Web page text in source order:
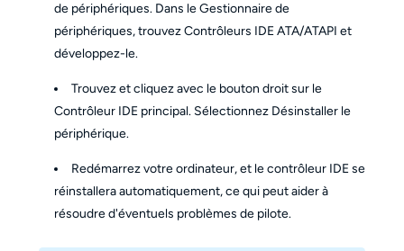
de périphériques. Dans le Gestionnaire de
périphériques, trouvez Contrôleurs IDE ATA/ATAPI et
développez-le.
Trouvez et cliquez avec le bouton droit sur le
Contrôleur IDE principal. Sélectionnez Désinstaller le
périphérique.
Redémarrez votre ordinateur, et le contrôleur IDE se
réinstallera automatiquement, ce qui peut aider à
résoudre d'éventuels problèmes de pilote.